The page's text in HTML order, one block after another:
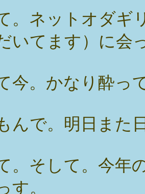
。ネットオダギ
いてます）に会
今。かなり酔っ
んで。明日また
。そして。今年
す。